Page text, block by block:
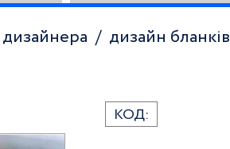
дизайн бланків
КОД: